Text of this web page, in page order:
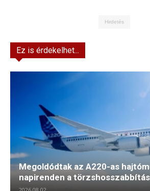
Hirdetés
Ez is érdekelhet...
Megoldódtak az A220-as
napirenden a törzshosszabbítás